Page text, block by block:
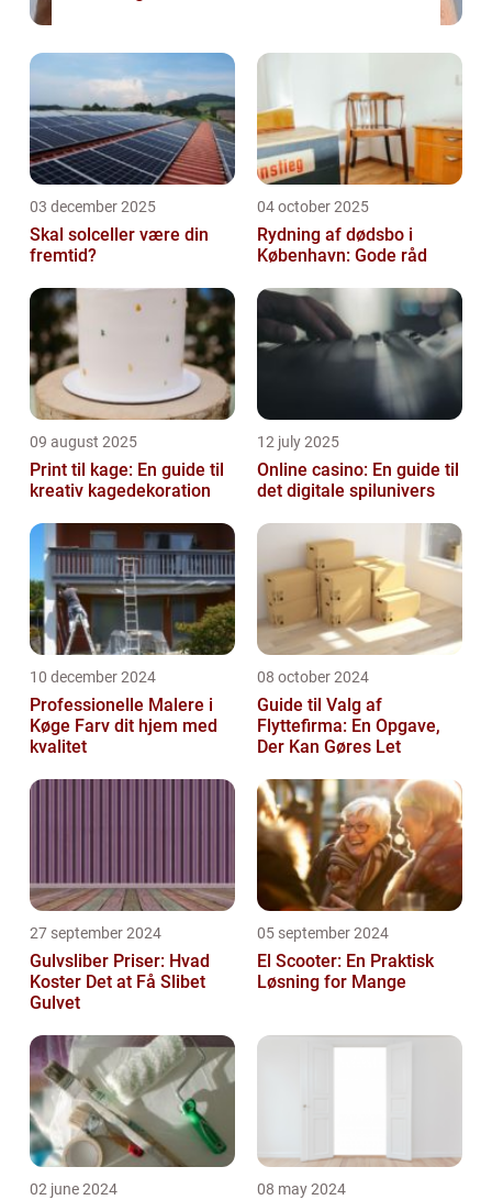
03 december 2025
Skal solceller være din
fremtid?
04 october 2025
Rydning af dødsbo i
København: Gode råd
09 august 2025
Print til kage: En guide til
kreativ kagedekoration
12 july 2025
Online casino: En guide til
det digitale spilunivers
10 december 2024
Professionelle Malere i
Køge Farv dit hjem med
kvalitet
08 october 2024
Guide til Valg af
Flyttefirma: En Opgave,
Der Kan Gøres Let
27 september 2024
Gulvsliber Priser: Hvad
Koster Det at Få Slibet
Gulvet
05 september 2024
El Scooter: En Praktisk
Løsning for Mange
02 june 2024 08 may 2024